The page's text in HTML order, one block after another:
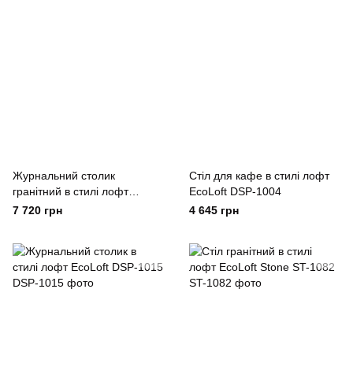
Журнальний столик
гранітний в стилі лофт
EcoLoft Stone ST-1012
7 720 грн
Стіл для кафе в стилі лофт
EcoLoft DSP-1004
4 645 грн